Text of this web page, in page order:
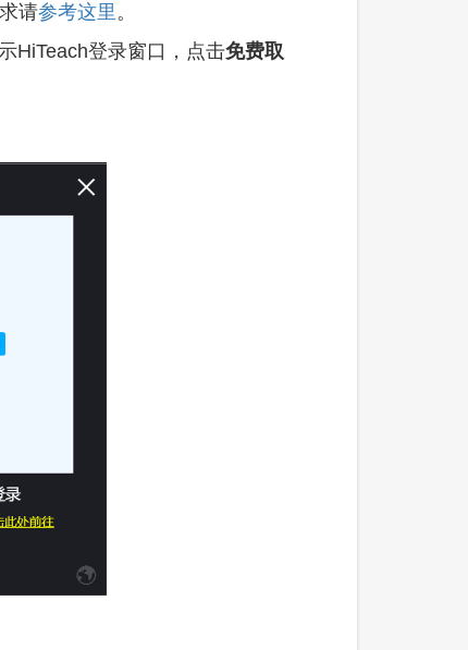
请参考这里。
HiTeach登录窗口，点击免费取